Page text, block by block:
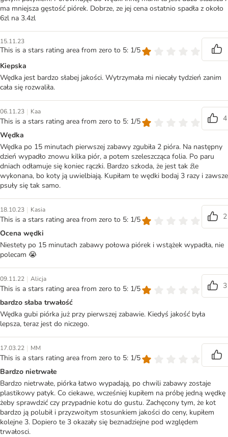
ma mniejsza gęstość piórek. Dobrze, ze jej cena ostatnio spadła z około
6zl na 3.4zl
15.11.23
This is a stars rating area from zero to 5: 1/5
Kiepska
Wędka jest bardzo słabej jakości. Wytrzymała mi niecały tydzień zanim
cała się rozwaliła.
06.11.23 | Kaa
This is a stars rating area from zero to 5: 1/5
4
Wędka
Wędka po 15 minutach pierwszej zabawy zgubiła 2 pióra. Na następny
dzień wypadło znowu kilka piór, a potem szeleszcząca folia. Po paru
dniach odłamuje się koniec rączki. Bardzo szkoda, że jest tak źle
wykonana, bo koty ją uwielbiają. Kupiłam te wędki bodaj 3 razy i zawsze
psuły się tak samo.
18.10.23 | Kasia
This is a stars rating area from zero to 5: 1/5
2
Ocena wędki
Niestety po 15 minutach zabawy połowa piórek i wstążek wypadła, nie
polecam 😭
09.11.22 | Alicja
This is a stars rating area from zero to 5: 1/5
3
bardzo słaba trwałość
Wędka gubi piórka już przy pierwszej zabawie. Kiedyś jakość była
lepsza, teraz jest do niczego.
17.03.22 | MM
This is a stars rating area from zero to 5: 1/5
Bardzo nietrwałe
Bardzo nietrwałe, piórka łatwo wypadają, po chwili zabawy zostaje
plastikowy patyk. Co ciekawe, wcześniej kupiłem na próbę jedną wędkę
żeby sprawdzić czy przypadnie kotu do gustu. Zachęcony tym, że kot
bardzo ją polubił i przyzwoitym stosunkiem jakości do ceny, kupiłem
kolejne 3. Dopiero te 3 okazały się beznadziejne pod względem
trwałosci.